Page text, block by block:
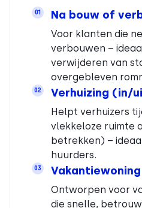
01 Na bouw of
Voor klanten die
verbouwen –
verwijderen van
overgebleven
02 Verhuizing (in/
Helpt verhuizers
vlekkeloze ruimte
betrekken) –
huurders.
03 Vakantiewoning
Ontworpen voor
die snelle,